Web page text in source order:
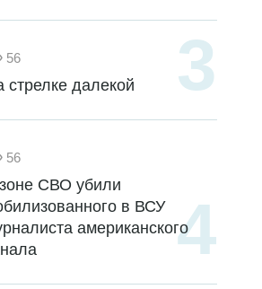
56
стрелке далекой
56
СВО убили
в ВСУ
американского